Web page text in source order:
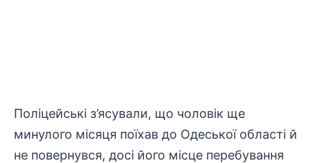
Поліцейські з’ясували, що чоловік ще
минулого місяця поїхав до Одеської області й
не повернувся, досі його місце перебування